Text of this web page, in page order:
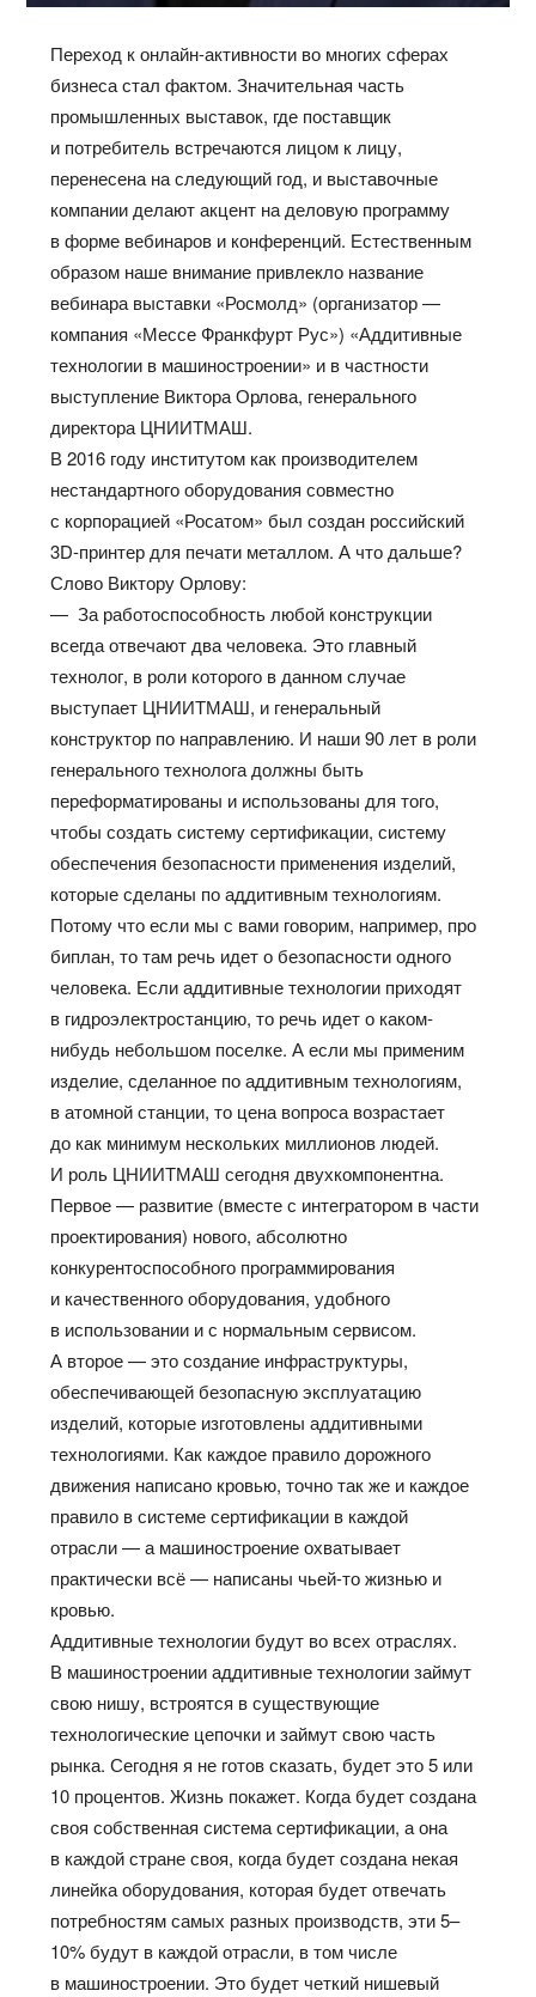
Переход к онлайн-активности во многих сферах
бизнеса стал фактом. Значительная часть
промышленных выставок, где поставщик
и потребитель встречаются лицом к лицу,
перенесена на следующий год, и выставочные
компании делают акцент на деловую программу
в форме вебинаров и конференций. Естественным
образом наше внимание привлекло название
вебинара выставки «Росмолд» (организатор —
компания «Мессе Франкфурт Рус») «Аддитивные
технологии в машиностроении» и в частности
выступление Виктора Орлова, генерального
директора ЦНИИТМАШ.
В 2016 году институтом как производителем
нестандартного оборудования совместно
с корпорацией «Росатом» был создан российский
3D-принтер для печати металлом. А что дальше?
Слово Виктору Орлову:
— За работоспособность любой конструкции
всегда отвечают два человека. Это главный
технолог, в роли которого в данном случае
выступает ЦНИИТМАШ, и генеральный
конструктор по направлению. И наши 90 лет в роли
генерального технолога должны быть
переформатированы и использованы для того,
чтобы создать систему сертификации, систему
обеспечения безопасности применения изделий,
которые сделаны по аддитивным технологиям.
Потому что если мы с вами говорим, например, про
биплан, то там речь идет о безопасности одного
человека. Если аддитивные технологии приходят
в гидроэлектростанцию, то речь идет о каком-
нибудь небольшом поселке. А если мы применим
изделие, сделанное по аддитивным технологиям,
в атомной станции, то цена вопроса возрастает
до как минимум нескольких миллионов людей.
И роль ЦНИИТМАШ сегодня двухкомпонентна.
Первое — развитие (вместе с интегратором в части
проектирования) нового, абсолютно
конкурентоспособного программирования
и качественного оборудования, удобного
в использовании и с нормальным сервисом.
А второе — это создание инфраструктуры,
обеспечивающей безопасную эксплуатацию
изделий, которые изготовлены аддитивными
технологиями. Как каждое правило дорожного
движения написано кровью, точно так же и каждое
правило в системе сертификации в каждой
отрасли — а машиностроение охватывает
практически всё — написаны чьей-то жизнью и
кровью.
Аддитивные технологии будут во всех отраслях.
В машиностроении аддитивные технологии займут
свою нишу, встроятся в существующие
технологические цепочки и займут свою часть
рынка. Сегодня я не готов сказать, будет это 5 или
10 процентов. Жизнь покажет. Когда будет создана
своя собственная система сертификации, а она
в каждой стране своя, когда будет создана некая
линейка оборудования, которая будет отвечать
потребностям самых разных производств, эти 5–
10% будут в каждой отрасли, в том числе
в машиностроении. Это будет четкий нишевый